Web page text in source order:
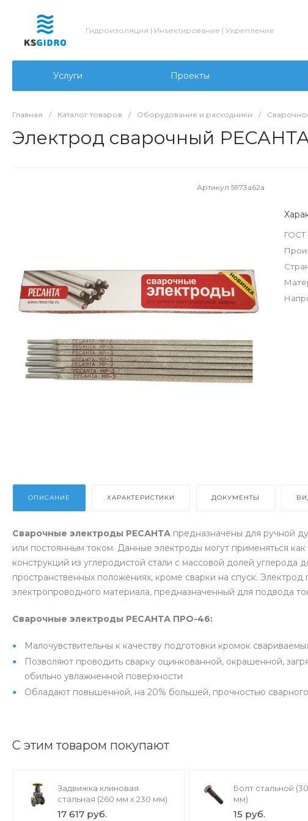
Гидроизоляция | Инъектирование | Укрепление
Услуги Проекты
Главная / Каталог товаров / Оборудование и расходники /
Электрод сварочный
Артикул5973a62a
ГОСТ
ОПИСАНИЕ ХАРАКТЕРИСТИКИ ДОКУМЕНТЫ
Сварочные электроды РЕСАНТА предназначены для ручной
или постоянным током. Данные электроды могут применяться как
конструкций из углеродистой стали с массовой долей углерода
пространственных положениях, кроме сварки на спуск.
электропроводного материала, предназначенный для подвода
Сварочные электроды РЕСАНТА ПРО-46:
Малочувствительны к качеству подготовки кромок
Позволяют проводить сварку оцинкованной, окрашенной,
обильно увлажненной поверхности
Обладают повышенной, на 20% большей, прочностью
С этим товаром покупают
Задвижка клиновая
стальная (260 мм х 230 мм)
17 617 руб.
Болт стальной
мм)
15 руб.